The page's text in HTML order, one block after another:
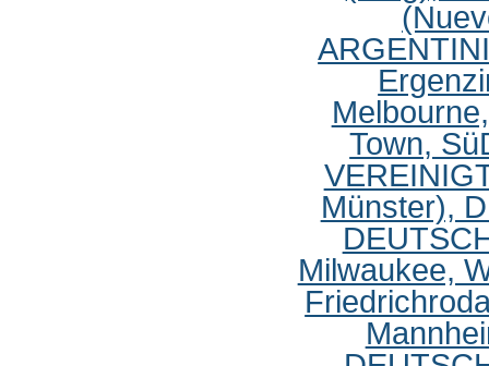
Town,
Münster),
Milwaukee,